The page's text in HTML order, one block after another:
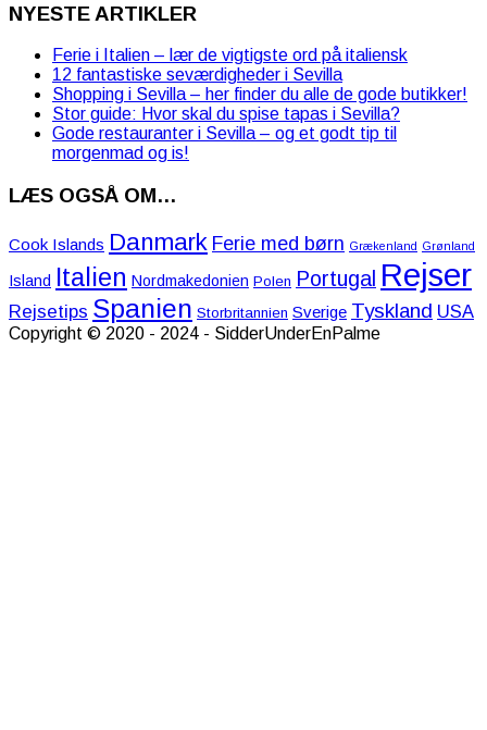
NYESTE ARTIKLER
Ferie i Italien – lær de vigtigste ord på italiensk
12 fantastiske seværdigheder i Sevilla
Shopping i Sevilla – her finder du alle de gode butikker!
Stor guide: Hvor skal du spise tapas i Sevilla?
Gode restauranter i Sevilla – og et godt tip til
morgenmad og is!
LÆS OGSÅ OM…
Cook Islands Danmark Ferie med børn Grækenland Grønland
Island Italien Nordmakedonien Polen Portugal Rejser
Rejsetips Spanien Storbritannien Sverige Tyskland USA
Copyright © 2020 - 2024 - SidderUnderEnPalme